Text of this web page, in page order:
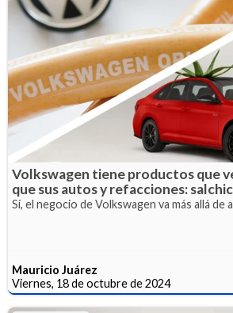
Volkswagen tiene productos que
que sus autos y refacciones:
Sí, el negocio de Volkswagen va más allá
Mauricio Juárez
Viernes, 18 de octubre de 2024